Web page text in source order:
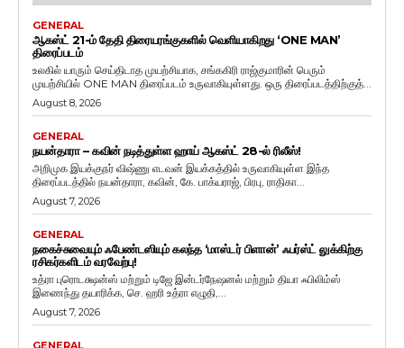
GENERAL
ஆகஸ்ட் 21-ம் தேதி திரையரங்குகளில் வெளியாகிறது ‘ONE MAN’
திரைப்படம்
உலகில் யாரும் செய்திடாத முயற்சியாக, சங்ககிரி ராஜ்குமாரின் பெரும்
முயற்சியில் ONE MAN திரைப்படம் உருவாகியுள்ளது. ஒரு திரைப்படத்திற்குத்...
August 8, 2026
GENERAL
நயன்தாரா – கவின் நடித்துள்ள ஹாய் ஆகஸ்ட் 28-ல் ரிலீஸ்!
அறிமுக இயக்குநர் விஷ்ணு எடவன் இயக்கத்தில் உருவாகியுள்ள இந்த
திரைப்படத்தில் நயன்தாரா, கவின், கே. பாக்யராஜ், பிரபு, ராதிகா...
August 7, 2026
GENERAL
நகைச்சுவையும் ஃபேண்டஸியும் கலந்த ‘மாஸ்டர் பிளான்’ ஃபர்ஸ்ட் லுக்கிற்கு
ரசிகர்களிடம் வரவேற்பு!
உத்ரா புரொடக்ஷன்ஸ் மற்றும் டிஜே இன்டர்நேஷனல் மற்றும் தியா ஃபிலிம்ஸ்
இணைந்து தயாரிக்க, செ. ஹரி உத்ரா எழுதி,...
August 7, 2026
GENERAL